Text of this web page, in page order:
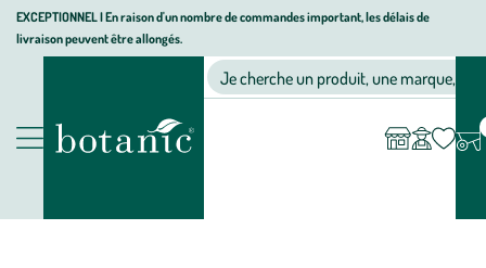
Aller
Aller
au
Aller
au
page
EXCEPTIONNEL I En raison d'un nombre de commandes important, les délais de
livraison peuvent être allongés.
Nos produits
Jardinerie écologique, animalerie, décoration, alimentation bio
Je cherche un produit, une marque, un
compte